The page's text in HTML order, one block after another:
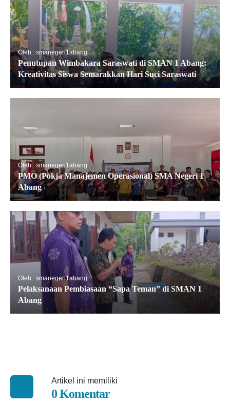
Oleh : smanegeri1abang
Penutupan Wimbakara Saraswati di SMAN 1 Abang:
Kreativitas Siswa Semarakkan Hari Suci Saraswati
Oleh : smanegeri1abang
PMO (Pokja Manajemen Operasional) SMA Negeri 1
Abang
Oleh : smanegeri1abang
Pelaksanaan Pembiasaan “Sapa Teman” di SMAN 1
Abang
Artikel ini memiliki
0 Komentar